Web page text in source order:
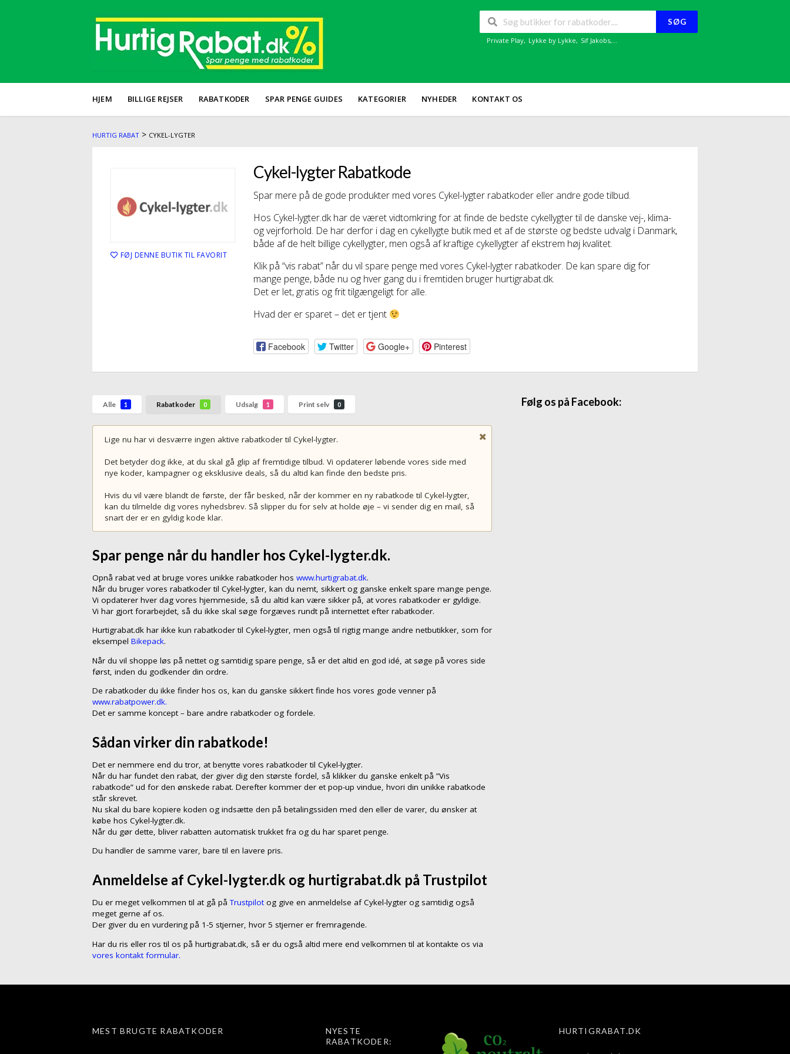
SØG
Private Play, Lykke by Lykke, Sif Jakobs,...
HJEM BILLIGE REJSER RABATKODER SPAR PENGE GUIDES KATEGORIER NYHEDER KONTAKT OS
HURTIG RABAT > CYKEL-LYGTER
FØJ DENNE BUTIK TIL FAVORIT
Cykel-lygter Rabatkode
Spar mere på de gode produkter med vores Cykel-lygter rabatkoder eller andre gode tilbud.
Hos Cykel-lygter.dk har de været vidtomkring for at finde de bedste cykellygter til de danske vej-, klima-
og vejrforhold. De har derfor i dag en cykellygte butik med et af de største og bedste udvalg i Danmark,
både af de helt billige cykellygter, men også af kraftige cykellygter af ekstrem høj kvalitet.
Klik på “vis rabat” når du vil spare penge med vores Cykel-lygter rabatkoder. De kan spare dig for
mange penge, både nu og hver gang du i fremtiden bruger hurtigrabat.dk.
Det er let, gratis og frit tilgængeligt for alle.
Hvad der er sparet – det er tjent
Facebook Twitter Google+ Pinterest
Alle 1 Rabatkoder 0 Udsalg 1 Print selv 0
Lige nu har vi desværre ingen aktive rabatkoder til Cykel-lygter.
Det betyder dog ikke, at du skal gå glip af fremtidige tilbud. Vi opdaterer løbende vores side med
nye koder, kampagner og eksklusive deals, så du altid kan finde den bedste pris.
Hvis du vil være blandt de første, der får besked, når der kommer en ny rabatkode til Cykel-lygter,
kan du tilmelde dig vores nyhedsbrev. Så slipper du for selv at holde øje – vi sender dig en mail, så
snart der er en gyldig kode klar.
Spar penge når du handler hos Cykel-lygter.dk.
Opnå rabat ved at bruge vores unikke rabatkoder hos www.hurtigrabat.dk.
Når du bruger vores rabatkoder til Cykel-lygter, kan du nemt, sikkert og ganske enkelt spare mange penge.
Vi opdaterer hver dag vores hjemmeside, så du altid kan være sikker på, at vores rabatkoder er gyldige.
Vi har gjort forarbejdet, så du ikke skal søge forgæves rundt på internettet efter rabatkoder.
Hurtigrabat.dk har ikke kun rabatkoder til Cykel-lygter, men også til rigtig mange andre netbutikker, som for
eksempel Bikepack.
Når du vil shoppe løs på nettet og samtidig spare penge, så er det altid en god idé, at søge på vores side
først, inden du godkender din ordre.
De rabatkoder du ikke finder hos os, kan du ganske sikkert finde hos vores gode venner på
www.rabatpower.dk.
Det er samme koncept – bare andre rabatkoder og fordele.
Sådan virker din rabatkode!
Det er nemmere end du tror, at benytte vores rabatkoder til Cykel-lygter.
Når du har fundet den rabat, der giver dig den største fordel, så klikker du ganske enkelt på ”Vis
rabatkode” ud for den ønskede rabat. Derefter kommer der et pop-up vindue, hvori din unikke rabatkode
står skrevet.
Nu skal du bare kopiere koden og indsætte den på betalingssiden med den eller de varer, du ønsker at
købe hos Cykel-lygter.dk.
Når du gør dette, bliver rabatten automatisk trukket fra og du har sparet penge.
Du handler de samme varer, bare til en lavere pris.
Anmeldelse af Cykel-lygter.dk og hurtigrabat.dk på Trustpilot
Du er meget velkommen til at gå påTrustpilotog give en anmeldelse af Cykel-lygter og samtidig også
meget gerne af os.
Der giver du en vurdering på 1-5 stjerner, hvor 5 stjerner er fremragende.
Har du ris eller ros til os på hurtigrabat.dk, så er du også altid mere end velkommen til at kontakte os via
vores kontakt formular.
Følg os på Facebook:
MEST BRUGTE RABATKODER
NYESTE
RABATKODER:
HURTIGRABAT.DK